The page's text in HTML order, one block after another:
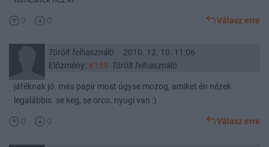
0 0 Válasz erre
Törölt felhasználó
2010. 12. 10. 11:06
Előzmény: #159 Törölt felhasználó
játéknak jó. más papír most úgyse mozog, amiket én nézek
legalábbis. se keg, se orco. nyugi van :)
0 0 Válasz erre